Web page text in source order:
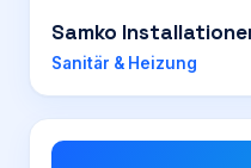
Samko
Sanitär & Heizung